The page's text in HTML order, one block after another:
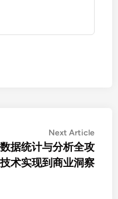
Next ArticleNext
article:
据统计与分析全攻
术实现到商业洞察